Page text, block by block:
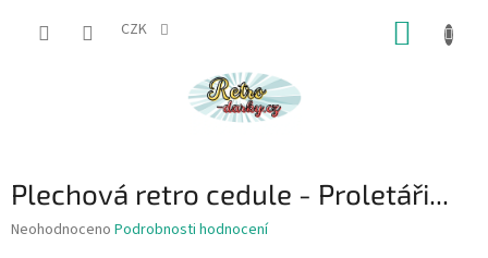
CZK
Plechová retro cedule - Proletáři...
Průměrné
Neohodnoceno Podrobnosti hodnocení